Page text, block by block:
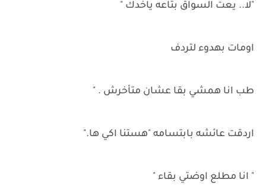
"لا.. يعت السواق بتاعه ياخدك "
اومات بهدوء لتردف
طب انا همشي بقا عشان متأخرش . "
اردقت عائشه بابتسامه "هستنا اكي ها."
" انا مطلع اوضتي بقاء "